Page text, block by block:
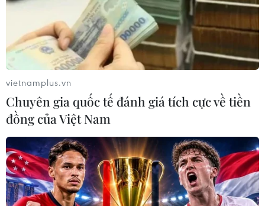
Công diễn vở nhạc kịch nổi tiếng 'Chuyện
người lính' tại Hà Nội
07/04/2021 14:13
Đạo diễn Valinente cho biết, nhạc kịch “Chuyện người
lính” thể hiện câu chuyện về một người lính trở về ngôi
làng quê hương mình và trên hành trình về nhà, anh
gặp một con quỷ.
vietnamplus.vn
Chuyên gia quốc tế đánh giá tích cực về tiền
đồng của Việt Nam